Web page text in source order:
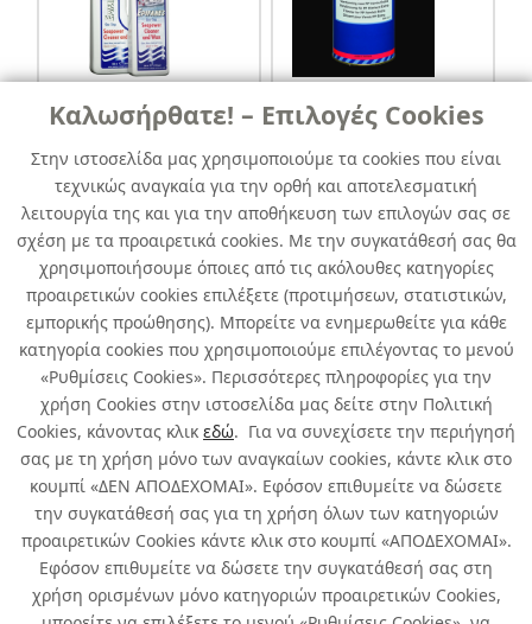
Καλωσήρθατε! – Επιλογές Cookies
Στην ιστοσελίδα μας χρησιμοποιούμε τα cookies που είναι
τεχνικώς αναγκαία για την ορθή και αποτελεσματική
λειτουργία της και για την αποθήκευση των επιλογών σας σε
σχέση με τα προαιρετικά cookies. Με την συγκατάθεσή σας θα
χρησιμοποιήσουμε όποιες από τις ακόλουθες κατηγορίες
προαιρετικών cookies επιλέξετε (προτιμήσεων, στατιστικών,
εμπορικής προώθησης). Μπορείτε να ενημερωθείτε για κάθε
κατηγορία cookies που χρησιμοποιούμε επιλέγοντας το μενού
«Ρυθμίσεις Cookies». Περισσότερες πληροφορίες για την
χρήση Cookies στην ιστοσελίδα μας δείτε στην Πολιτική
Cookies, κάνοντας κλικ εδώ. Για να συνεχίσετε την περιήγησή
σας με τη χρήση μόνο των αναγκαίων cookies, κάντε κλικ στο
κουμπί «ΔΕΝ ΑΠΟΔΕΧΟΜΑΙ». Εφόσον επιθυμείτε να δώσετε
την συγκατάθεσή σας για τη χρήση όλων των κατηγοριών
προαιρετικών Cookies κάντε κλικ στο κουμπί «ΑΠΟΔΕΧΟΜΑΙ».
Εφόσον επιθυμείτε να δώσετε την συγκατάθεσή σας στη
χρήση ορισμένων μόνο κατηγοριών προαιρετικών Cookies,
ΓΥΑΛΙΣΤΙΚΑ /
ΚΑΘΑΡΙΣΤΙΚΑ
ΔΙΑΛΥΤΙΚΑ
ΣΤΟΚΟΙ 2-ΣΥΣΤΑΤΙΚΩΝ
Όλα
Σχετικά με εμάς
Χρήσιμα